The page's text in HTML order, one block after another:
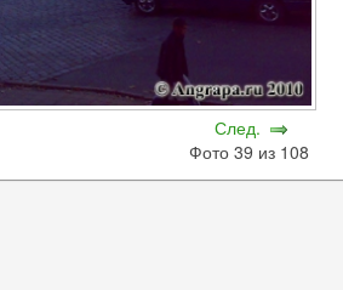
След.
Фото 39 из 108